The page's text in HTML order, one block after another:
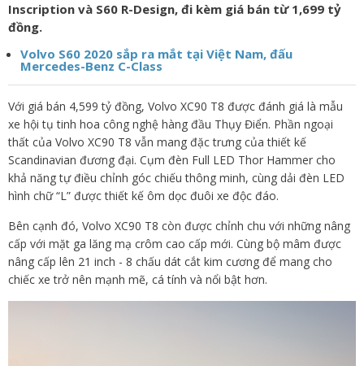
Inscription và S60 R-Design, đi kèm giá bán từ 1,699 tỷ
đồng.
Volvo S60 2020 sắp ra mắt tại Việt Nam, đấu
Mercedes-Benz C-Class
Với giá bán 4,599 tỷ đồng, Volvo XC90 T8 được đánh giá là mẫu
xe hội tụ tinh hoa công nghệ hàng đầu Thụy Điển. Phần ngoại
thất của Volvo XC90 T8 vẫn mang đặc trưng của thiết kế
Scandinavian đương đại. Cụm đèn Full LED Thor Hammer cho
khả năng tự điều chỉnh góc chiếu thông minh, cùng dải đèn LED
hình chữ “L” được thiết kế ôm dọc đuôi xe độc đáo.
Bên cạnh đó, Volvo XC90 T8 còn được chỉnh chu với những nâng
cấp với mặt ga lăng mạ crôm cao cấp mới. Cùng bộ mâm được
nâng cấp lên 21 inch - 8 chấu dát cắt kim cương để mang cho
chiếc xe trở nên mạnh mẽ, cá tính và nổi bật hơn.